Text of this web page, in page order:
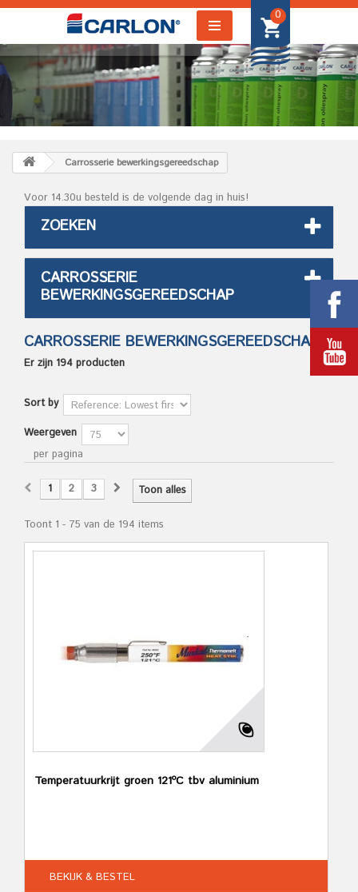
0
Carrosserie bewerkingsgereedschap
Voor 14.30u besteld is de volgende dag in huis!
ZOEKEN
CARROSSERIE
BEWERKINGSGEREEDSCHAP
CARROSSERIE BEWERKINGSGEREEDSCHAP
Er zijn 194 producten
Sort by
Weergeven
per pagina
Toon alles
1 2 3
Toont 1 - 75 van de 194 items
Temperatuurkrijt groen 121ºC tbv aluminium
BEKIJK & BESTEL